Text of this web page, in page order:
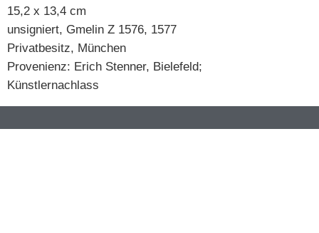
15,2 x 13,4 cm
unsigniert, Gmelin Z 1576, 1577
Privatbesitz, München
Provenienz: Erich Stenner, Bielefeld;
Künstlernachlass